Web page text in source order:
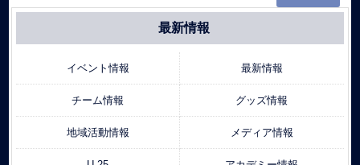
最新情報
イベント情報 最新情報
チーム情報 グッズ情報
地域活動情報 メディア情報